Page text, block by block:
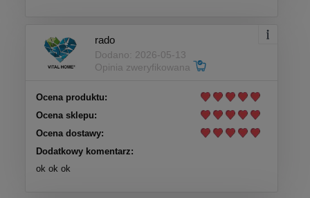
rado
Dodano: 2026-05-13
Opinia zweryfikowana
Ocena produktu:
Ocena sklepu:
Ocena dostawy:
Dodatkowy komentarz:
ok ok ok